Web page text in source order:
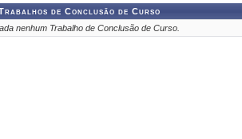
de Conclusão de Curso
nenhum Trabalho de Conclusão de Curso.